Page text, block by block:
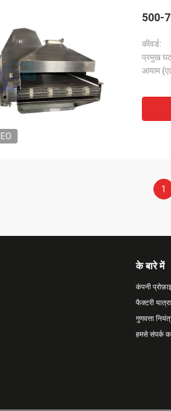
500-
कीवर्ड:
प्रमुख
1
के बारे में
कंपनी
फैक्टरी यात्रा
गुणवत्ता
हमसे संपर्क